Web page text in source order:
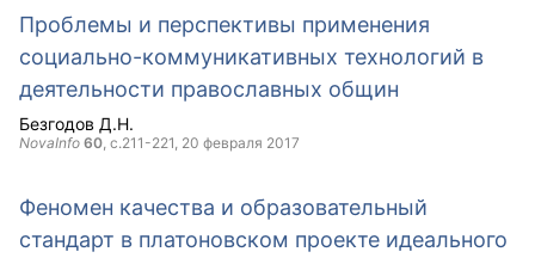
Проблемы и перспективы применения
социально-коммуникативных технологий в
деятельности православных общин
Безгодов Д.Н.
NovaInfo 60, с.211-221, 20 февраля 2017
Феномен качества и образовательный
стандарт в платоновском проекте идеального